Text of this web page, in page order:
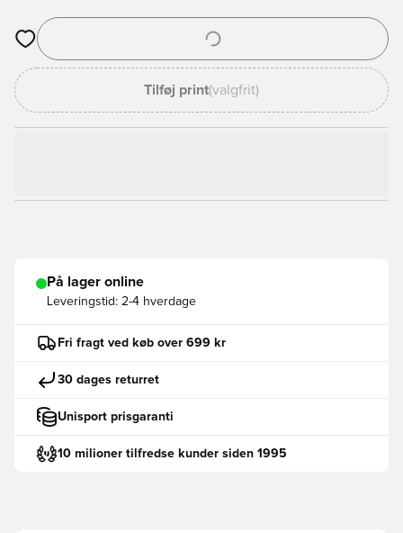
Åbner en Modal til at logge ind eller tilmelde dig som medlem
Tilføj print(valgfrit)
På lager online
Leveringstid: 2-4 hverdage
Fri fragt ved køb over 699 kr
30 dages returret
Unisport prisgaranti
10 milioner tilfredse kunder siden 1995